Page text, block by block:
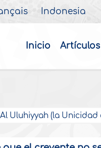
Indonesia
Inicio Artículos
Al Uluhiyyah (la